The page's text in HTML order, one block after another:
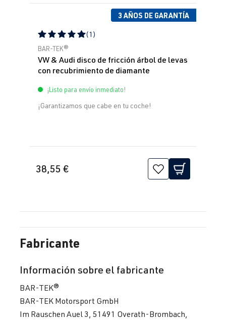
3 AÑOS DE GARANTÍA
Calificación promedio de 5 de 5 estrellas
(1)
BAR-TEK®
VW & Audi disco de fricción árbol de levas
con recubrimiento de diamante
¡Listo para envío inmediato!
¡Garantizamos que cabe en tu coche!
38,55 €
Fabricante
Información sobre el fabricante
BAR-TEK®
BAR-TEK Motorsport GmbH
Im Rauschen Auel 3, 51491 Overath-Brombach,